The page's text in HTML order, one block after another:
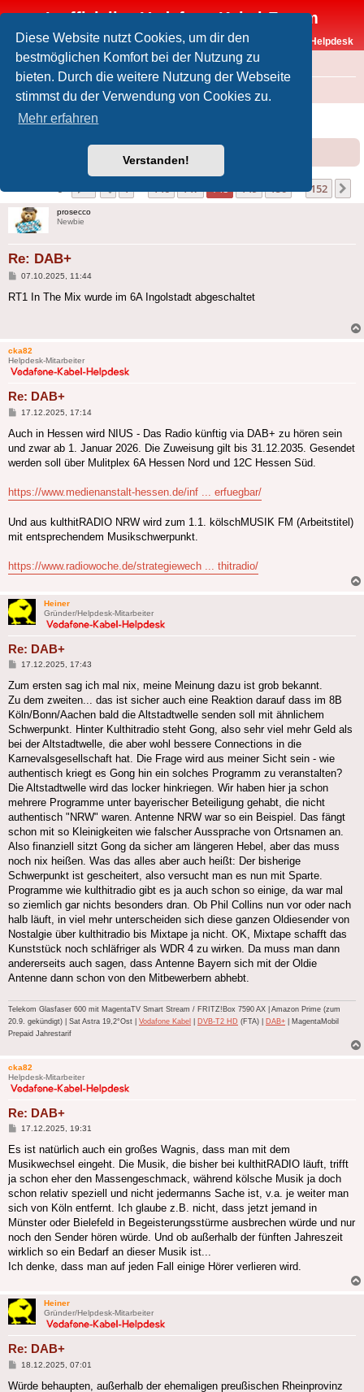
Diese Website nutzt Cookies, um dir den
bestmöglichen Komfort bei der Nutzung zu
bieten. Durch die weitere Nutzung der Webseite
stimmst du der Verwendung von Cookies zu.
Mehr erfahren
Verstanden!
Inoffizielles Vodafone-Kabel-Forum
Vodafone-Kabel-Helpdesk
FAQ
Foren-Übersicht Offtopic
DAB+
Vorherige
1 146 147 148 149 150 152
prosecco
Newbie
Re: DAB+
Beitrag
07.10.2025, 11:44
RT1 In The Mix wurde im 6A Ingolstadt abgeschaltet
cka82
Helpdesk-Mitarbeiter
Re: DAB+
Beitrag
17.12.2025, 17:14
Auch in Hessen wird NIUS - Das Radio künftig via DAB+ zu hören sein
und zwar ab 1. Januar 2026. Die Zuweisung gilt bis 31.12.2035. Gesendet
werden soll über Mulitplex 6A Hessen Nord und 12C Hessen Süd.
https://www.medienanstalt-hessen.de/inf ... erfuegbar/
Und aus kulthitRADIO NRW wird zum 1.1. kölschMUSIK FM (Arbeitstitel)
mit entsprechendem Musikschwerpunkt.
https://www.radiowoche.de/strategiewech ... thitradio/
Heiner
Gründer/Helpdesk-Mitarbeiter
Re: DAB+
Beitrag
17.12.2025, 17:43
Zum ersten sag ich mal nix, meine Meinung dazu ist grob bekannt.
Zu dem zweiten... das ist sicher auch eine Reaktion darauf dass im 8B
Köln/Bonn/Aachen bald die Altstadtwelle senden soll mit ähnlichem
Schwerpunkt. Hinter Kulthitradio steht Gong, also sehr viel mehr Geld als
bei der Altstadtwelle, die aber wohl bessere Connections in die
Karnevalsgesellschaft hat. Die Frage wird aus meiner Sicht sein - wie
authentisch kriegt es Gong hin ein solches Programm zu veranstalten?
Die Altstadtwelle wird das locker hinkriegen. Wir haben hier ja schon
mehrere Programme unter bayerischer Beteiligung gehabt, die nicht
authentisch "NRW" waren. Antenne NRW war so ein Beispiel. Das fängt
schon mit so Kleinigkeiten wie falscher Aussprache von Ortsnamen an.
Also finanziell sitzt Gong da sicher am längeren Hebel, aber das muss
noch nix heißen. Was das alles aber auch heißt: Der bisherige
Schwerpunkt ist gescheitert, also versucht man es nun mit Sparte.
Programme wie kulthitradio gibt es ja auch schon so einige, da war mal
so ziemlich gar nichts besonders dran. Ob Phil Collins nun vor oder nach
halb läuft, in viel mehr unterscheiden sich diese ganzen Oldiesender von
Nostalgie über kulthitradio bis Mixtape ja nicht. OK, Mixtape schafft das
Kunststück noch schläfriger als WDR 4 zu wirken. Da muss man dann
andererseits auch sagen, dass Antenne Bayern sich mit der Oldie
Antenne dann schon von den Mitbewerbern abhebt.
Telekom Glasfaser 600 mit MagentaTV Smart Stream / FRITZ!Box 7590 AX | Amazon Prime (zum
20.9. gekündigt) | Sat Astra 19,2°Ost | Vodafone Kabel DVB-T2 HD (FTA) | DAB+ | MagentaMobil
Prepaid Jahrestarif
cka82
Helpdesk-Mitarbeiter
Re: DAB+
Beitrag
17.12.2025, 19:31
Es ist natürlich auch ein großes Wagnis, dass man mit dem
Musikwechsel eingeht. Die Musik, die bisher bei kulthitRADIO läuft, trifft
ja schon eher den Massengeschmack, während kölsche Musik ja doch
schon relativ speziell und nicht jedermanns Sache ist, v.a. je weiter man
sich von Köln entfernt. Ich glaube z.B. nicht, dass jetzt jemand in
Münster oder Bielefeld in Begeisterungsstürme ausbrechen würde und nur
noch den Sender hören würde. Und ob außerhalb der fünften Jahreszeit
wirklich so ein Bedarf an dieser Musik ist...
Ich denke, dass man auf jeden Fall einige Hörer verlieren wird.
Heiner
Gründer/Helpdesk-Mitarbeiter
Re: DAB+
Beitrag
18.12.2025, 07:01
Würde behaupten, außerhalb der ehemaligen preußischen Rheinprovinz